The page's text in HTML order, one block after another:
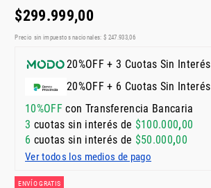
$299.999,00
Precio sin impuestos nacionales: $ 247 933,06
20%OFF + 3 Cuotas Sin Interés
20%OFF + 6 Cuotas Sin Interés
10%OFFcon Transferencia Bancaria
3 cuotas sin interés de $100.000,00
6 cuotas sin interés de $50.000,00
Ver todos los medios de pago
ENVÍO GRATIS